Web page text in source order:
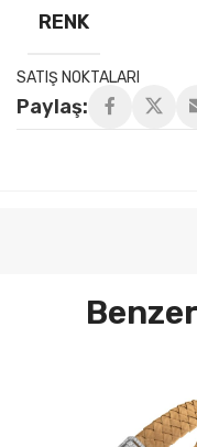
RENK
SATIŞ NOKTALARI
Paylaş: